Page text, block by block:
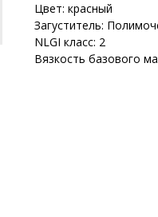
Цвет: красный
Загуститель:
NLGI класс: 2
Вязкость базового